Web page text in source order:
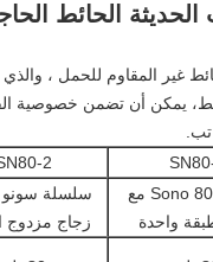
الحائط
غير المقاوم للحمل ، والذي
يمكن أن تضمن خصوصية
2
سلسلة Sono 80 مع
واحدة
زجاج مزدوج